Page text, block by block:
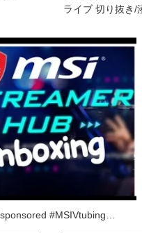
ライブ 切り抜き/
#MSIVtubing…